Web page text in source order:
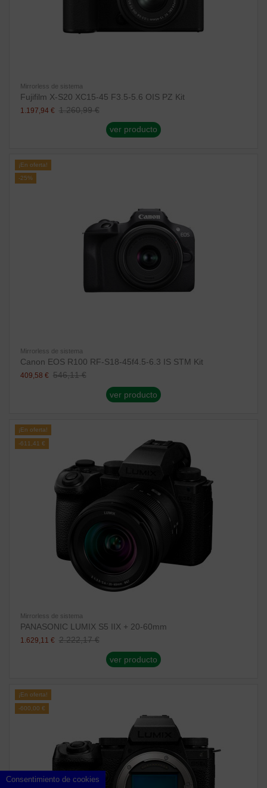
Mirrorless de sistema
Fujifilm X-S20 XC15-45 F3.5-5.6 OIS PZ Kit
1.197,94 € 1.260,99 €
ver producto
¡En oferta!
-25%
Mirrorless de sistema
Canon EOS R100 RF-S18-45f4.5-6.3 IS STM Kit
409,58 € 546,11 €
ver producto
¡En oferta!
-611,41 €
Mirrorless de sistema
PANASONIC LUMIX S5 IIX + 20-60mm
1.629,11 € 2.222,17 €
ver producto
¡En oferta!
-600,00 €
Consentimiento de cookies